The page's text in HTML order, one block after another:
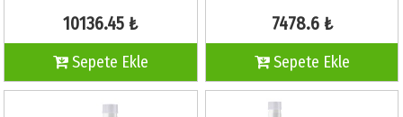
10136.45 ₺
Sepete Ekle
7478.6 ₺
Sepete Ekle